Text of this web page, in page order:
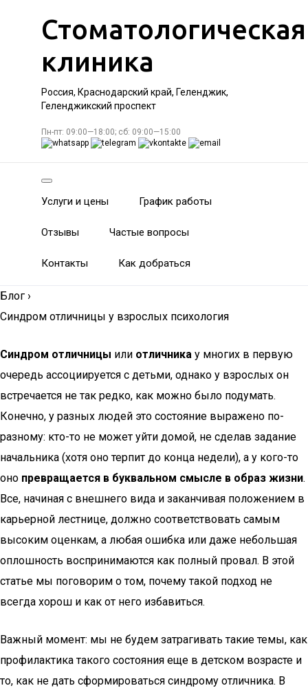
Стоматологическая
клиника
Россия, Краснодарский край, Геленджик,
Геленджикский проспект
Пн-пт: 09:00—18:00; сб: 09:00—15:00
Услуги и цены График работы
Отзывы Частые вопросы
Контакты Как добраться
Блог ›
Синдром отличницы у взрослых психология
Синдром отличницы или отличника у многих в первую
очередь ассоциируется с детьми, однако у взрослых он
встречается не так редко, как можно было подумать.
Конечно, у разных людей это состояние выражено по-
разному: кто-то не может уйти домой, не сделав задание
начальника (хотя оно терпит до конца недели), а у кого-то
оно превращается в буквальном смысле в образ жизни.
Все, начиная с внешнего вида и заканчивая положением в
карьерной лестнице, должно соответствовать самым
высоким оценкам, а любая ошибка или даже небольшая
оплошность воспринимаются как полный провал. В этой
статье мы поговорим о том, почему такой подход не
всегда хорош и как от него избавиться.
Важный момент: мы не будем затрагивать такие темы, как
профилактика такого состояния еще в детском возрасте и
то, как не дать сформироваться синдрому отличника. В